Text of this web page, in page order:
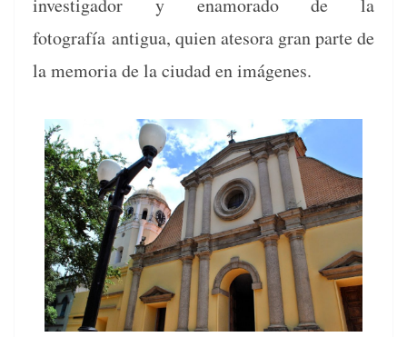
fotografía antigua, quien ate­so­ra gran parte de
la memo­ria de la ciu­dad en imágenes.